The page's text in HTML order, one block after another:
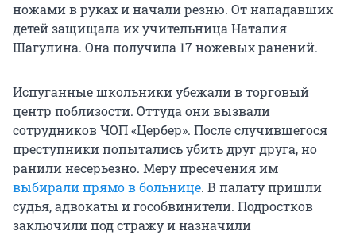
ножами в руках и начали резню. От нападавших
детей защищала их учительница Наталия
Шагулина. Она получила 17 ножевых ранений.
Испуганные школьники убежали в торговый
центр поблизости. Оттуда они вызвали
сотрудников ЧОП «Цербер». После случившегося
преступники попытались убить друг друга, но
ранили несерьезно. Меру пресечения им
выбирали прямо в больнице. В палату пришли
судья, адвокаты и гособвинители. Подростков
заключили под стражу и назначили